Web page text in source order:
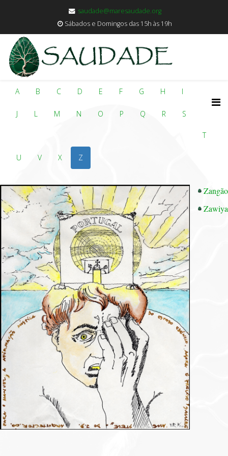
saudade@maresaudade.org
Sábados e Domingos das 15h às 19h
A B C D E F G H I
J L M N O P Q R S
T
U V X Z
Zangão
Zawiya